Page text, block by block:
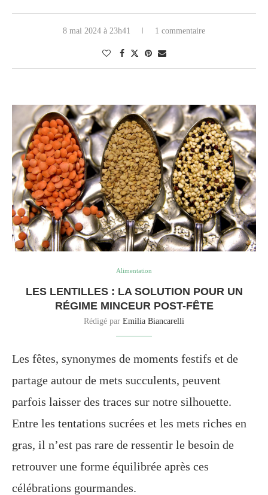
8 mai 2024 à 23h41 1 commentaire
Alimentation
LES LENTILLES : LA SOLUTION POUR UN
RÉGIME MINCEUR POST-FÊTE
Rédigé par Emilia Biancarelli
Les fêtes, synonymes de moments festifs et de
partage autour de mets succulents, peuvent
parfois laisser des traces sur notre silhouette.
Entre les tentations sucrées et les mets riches en
gras, il n’est pas rare de ressentir le besoin de
retrouver une forme équilibrée après ces
célébrations gourmandes.